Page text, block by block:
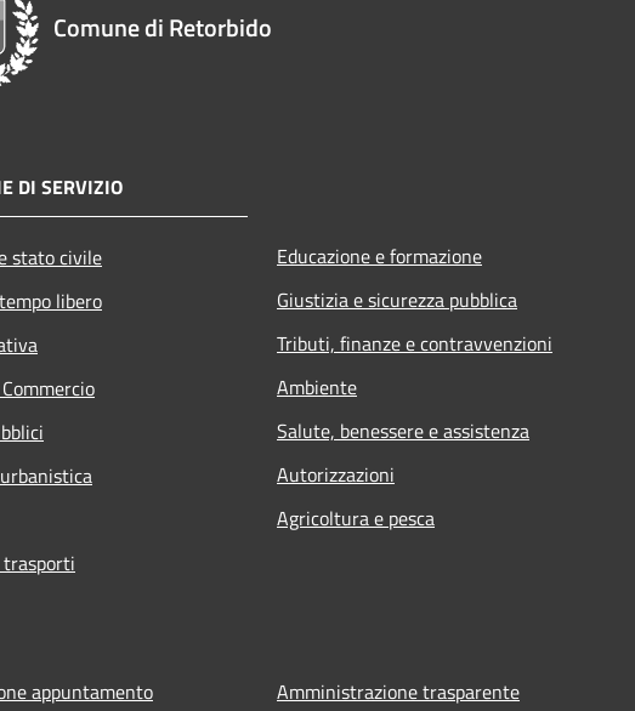
Comune di Retorbido
DI SERVIZIO
stato civile
libero
Educazione e formazione
Giustizia e sicurezza pubblica
Tributi, finanze e contravvenzioni
Ambiente
Salute, benessere e assistenza
Autorizzazioni
Agricoltura e pesca
appuntamento Amministrazione trasparente